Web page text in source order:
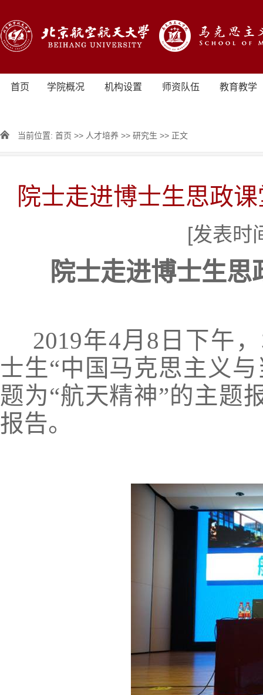
首页 学院概况 机构设置 师资队伍 教育教学
当前位置: 首页 >> 人才培养 >> 研究生 >> 正文
院士走进博士生思政
[发表时
院士走进博士生
2019年4月 8 日下午
士生“中国马克思主义
题为“航天精神”的主题
报告。